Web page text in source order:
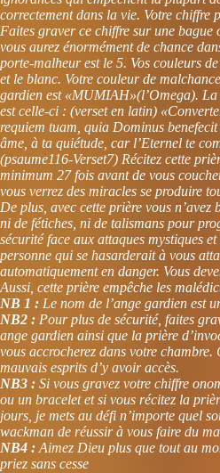
correctement dans la vie. Votre chiffre
Faites graver ce chiffre sur une bague
vous aurez énormément de chance
porte-malheur est le 5. Vos couleurs
et le blanc. Votre couleur de
gardien est «MUMIAH»(l’Omega).
est celle-ci : (verset en latin)
requiem tuam, quia Dominus
âme, à ta quiétude, car l’Eternel te
(psaume116-Verset7) Récitez cette
minimum 27 fois avant de vous
vous verrez des miracles se produire
De plus, avec cette prière vous n’avez
ni de fétiches, ni de talismans pour
sécurité face aux attaques mystiques et
personne qui se hasarderait à vous
automatiquement en danger. Vous
Aussi, cette prière empêche les
NB 1 : Le nom de l’ange gardien est
NB2 : Pour plus de sécurité, faites
ange gardien ainsi que la prière
vous accrocherez dans votre chambre.
mauvais esprits d’y avoir accès.
NB3 : Si vous gravez votre chiffre
ou un bracelet et si vous récitez la
jours, je mets au défi n’importe quel
wackman de réussir à vous faire du
NB4 :Aimez Dieu plus que tout au
priez sans cesse